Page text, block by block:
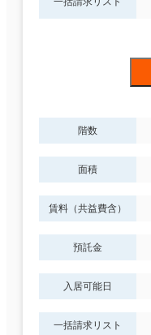
階数
面積
賃料（共益費含）
預託金
入居可能日
一括請求リスト